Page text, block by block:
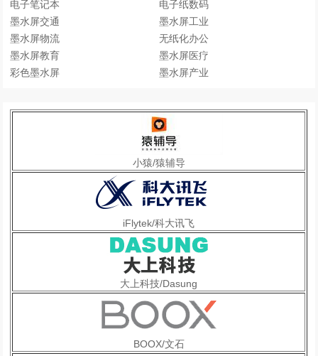
电子笔记本
电子纸数码
墨水屏交通
墨水屏工业
墨水屏物流
无纸化办公
墨水屏教育
墨水屏医疗
彩色墨水屏
墨水屏产业
小猿/猿辅导
iFlytek/科大讯飞
大上科技/Dasung
BOOX/文石